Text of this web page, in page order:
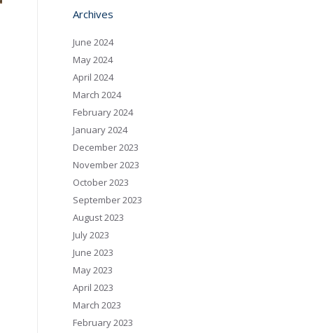
Archives
June 2024
May 2024
April 2024
March 2024
February 2024
January 2024
December 2023
November 2023
October 2023
September 2023
August 2023
July 2023
June 2023
May 2023
April 2023
March 2023
February 2023